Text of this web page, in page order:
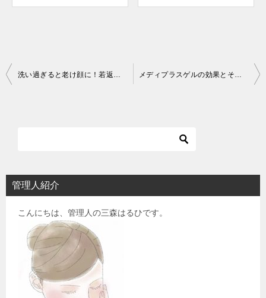
投
シ
洗い過ぎると老け顔に！若返る５つの洗顔対策 メディプラスゲルの効果とその理由
管理人紹介
こんにちは、管理人の三森はるひです。